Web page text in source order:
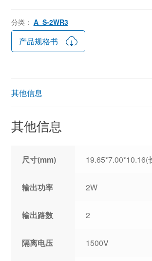
分类： A_S-2WR3
产品规格书
其他信息
其他信息
尺寸(mm) 19.65*7.00*10.16(
输出功率 2W
输出路数 2
隔离电压 1500V